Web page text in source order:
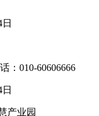
：010-60606666
产业园